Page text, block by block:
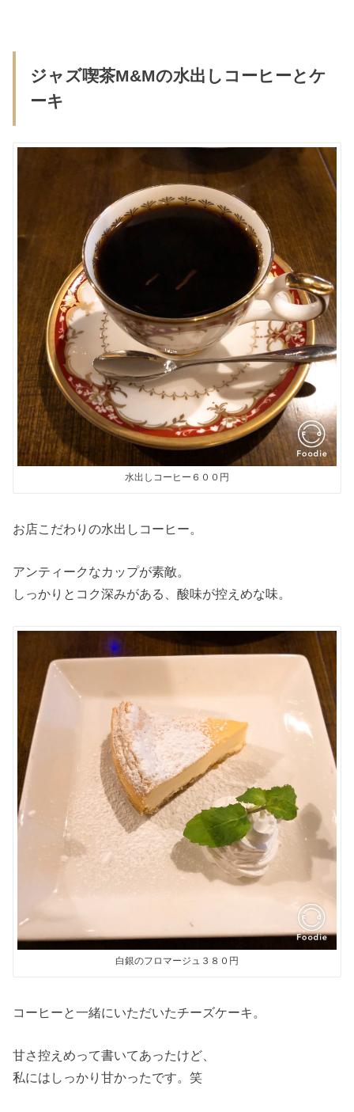
ジャズ喫茶M&Mの水出しコーヒーとケ
ーキ
水出しコーヒー６００円
お店こだわりの水出しコーヒー。
アンティークなカップが素敵。
しっかりとコク深みがある、酸味が控えめな味。
白銀のフロマージュ３８０円
コーヒーと一緒にいただいたチーズケーキ。
甘さ控えめって書いてあったけど、
私にはしっかり甘かったです。笑